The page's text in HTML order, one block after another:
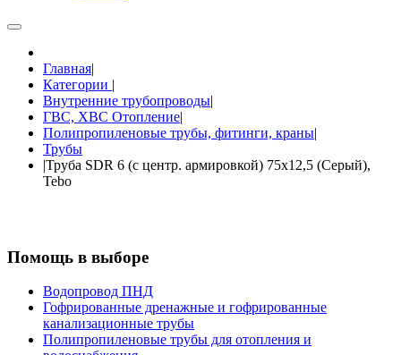
Главная|
Категории |
Внутренние трубопроводы|
ГВС, ХВС Отопление|
Полипропиленовые трубы, фитинги, краны|
Трубы
|Труба SDR 6 (с центр. армировкой) 75x12,5 (Серый),
Tebo
Помощь в выборе
Водопровод ПНД
Гофрированные дренажные и гофрированные
канализационные трубы
Полипропиленовые трубы для отопления и